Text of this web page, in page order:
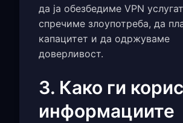
да ја обезбедиме VPN
спречиме злоупотреба, да
капацитет и да одржуваме
доверливост.
3. Како ги
информациите